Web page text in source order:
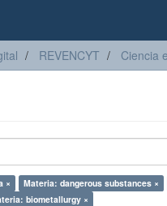
REVENCYT Ciencia
× Materia: dangerous substances ×
biometallurgy ×